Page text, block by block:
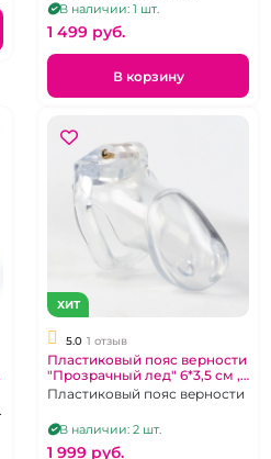
В наличии: 1 шт.
1 499 pуб.
В корзину
ХИТ
5.0 1 отзыв
Пластиковый пояс верности
"Прозрачный лед" 6*3,5 см ,
набор колец, замок и ключи
Пластиковый пояс верности
В наличии: 2 шт.
1 999 pуб.